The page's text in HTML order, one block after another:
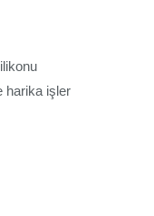
harika işler